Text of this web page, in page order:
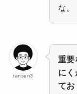
な。
tansan3
重要
に
てお